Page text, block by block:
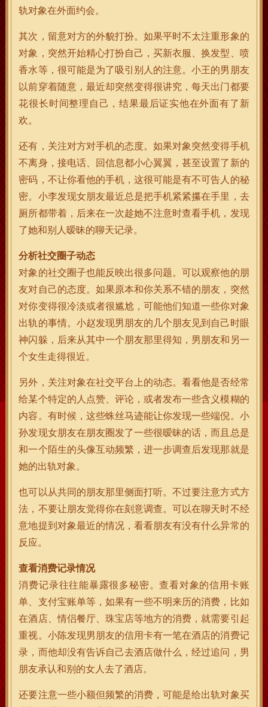
轨对象在外面约会。
其次，留意对方的外貌打扮。如果平时不太注重形象的
对象，突然开始精心打扮自己，买新衣服、换发型、喷
香水等，很可能是为了吸引别人的注意。小王的男朋友
以前穿着随意，最近却突然变得很讲究，每天出门都要
花很长时间整理自己，结果最后证实他在外面有了新
欢。
还有，关注对方对手机的态度。如果对象突然变得手机
不离身，接电话、回信息都小心翼翼，甚至设置了新的
密码，不让你看他的手机，这很可能是有不可告人的秘
密。小李发现女朋友最近总是把手机紧紧攥在手里，去
厕所都带着，后来在一次趁她不注意时查看手机，发现
了她和别人暧昧的聊天记录。
分析社交圈子动态
对象的社交圈子也能反映出很多问题。可以观察他的朋
友对自己的态度。如果原本和你关系不错的朋友，突然
对你变得很冷淡或者很尴尬，可能他们知道一些你对象
出轨的事情。小赵发现男朋友的几个朋友见到自己时眼
神闪躲，后来从其中一个朋友那里得知，男朋友和另一
个女生走得很近。
另外，关注对象在社交平台上的动态。看看他是否经常
给某个特定的人点赞、评论，或者发布一些含义模糊的
内容。有时候，这些蛛丝马迹能让你发现一些端倪。小
孙发现女朋友在朋友圈发了一些很暧昧的话，而且总是
和一个陌生的头像互动频繁，进一步调查后发现那就是
她的出轨对象。
也可以从共同的朋友那里侧面打听。不过要注意方式方
法，不要让朋友觉得你在刻意调查。可以在聊天时不经
意地提到对象最近的情况，看看朋友有没有什么异常的
反应。
查看消费记录情况
消费记录往往能暴露很多秘密。查看对象的信用卡账
单、支付宝账单等，如果有一些不明来历的消费，比如
在酒店、情侣餐厅、珠宝店等地方的消费，就需要引起
重视。小陈发现男朋友的信用卡有一笔在酒店的消费记
录，而他却没有告诉自己去酒店做什么，经过追问，男
朋友承认和别的女人去了酒店。
还要注意一些小额但频繁的消费，可能是给出轨对象买